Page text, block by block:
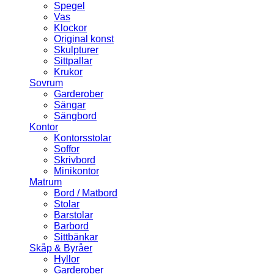
Spegel
Vas
Klockor
Original konst
Skulpturer
Sittpallar
Krukor
Sovrum
Garderober
Sängar
Sängbord
Kontor
Kontorsstolar
Soffor
Skrivbord
Minikontor
Matrum
Bord / Matbord
Stolar
Barstolar
Barbord
Sittbänkar
Skåp & Byråer
Hyllor
Garderober